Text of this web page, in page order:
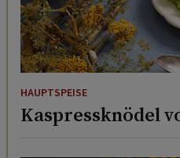
HAUPTSPEISE
Kaspressknödel